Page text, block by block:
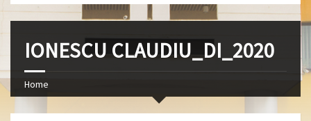
IONESCU CLAUDIU_DI_2020
Home